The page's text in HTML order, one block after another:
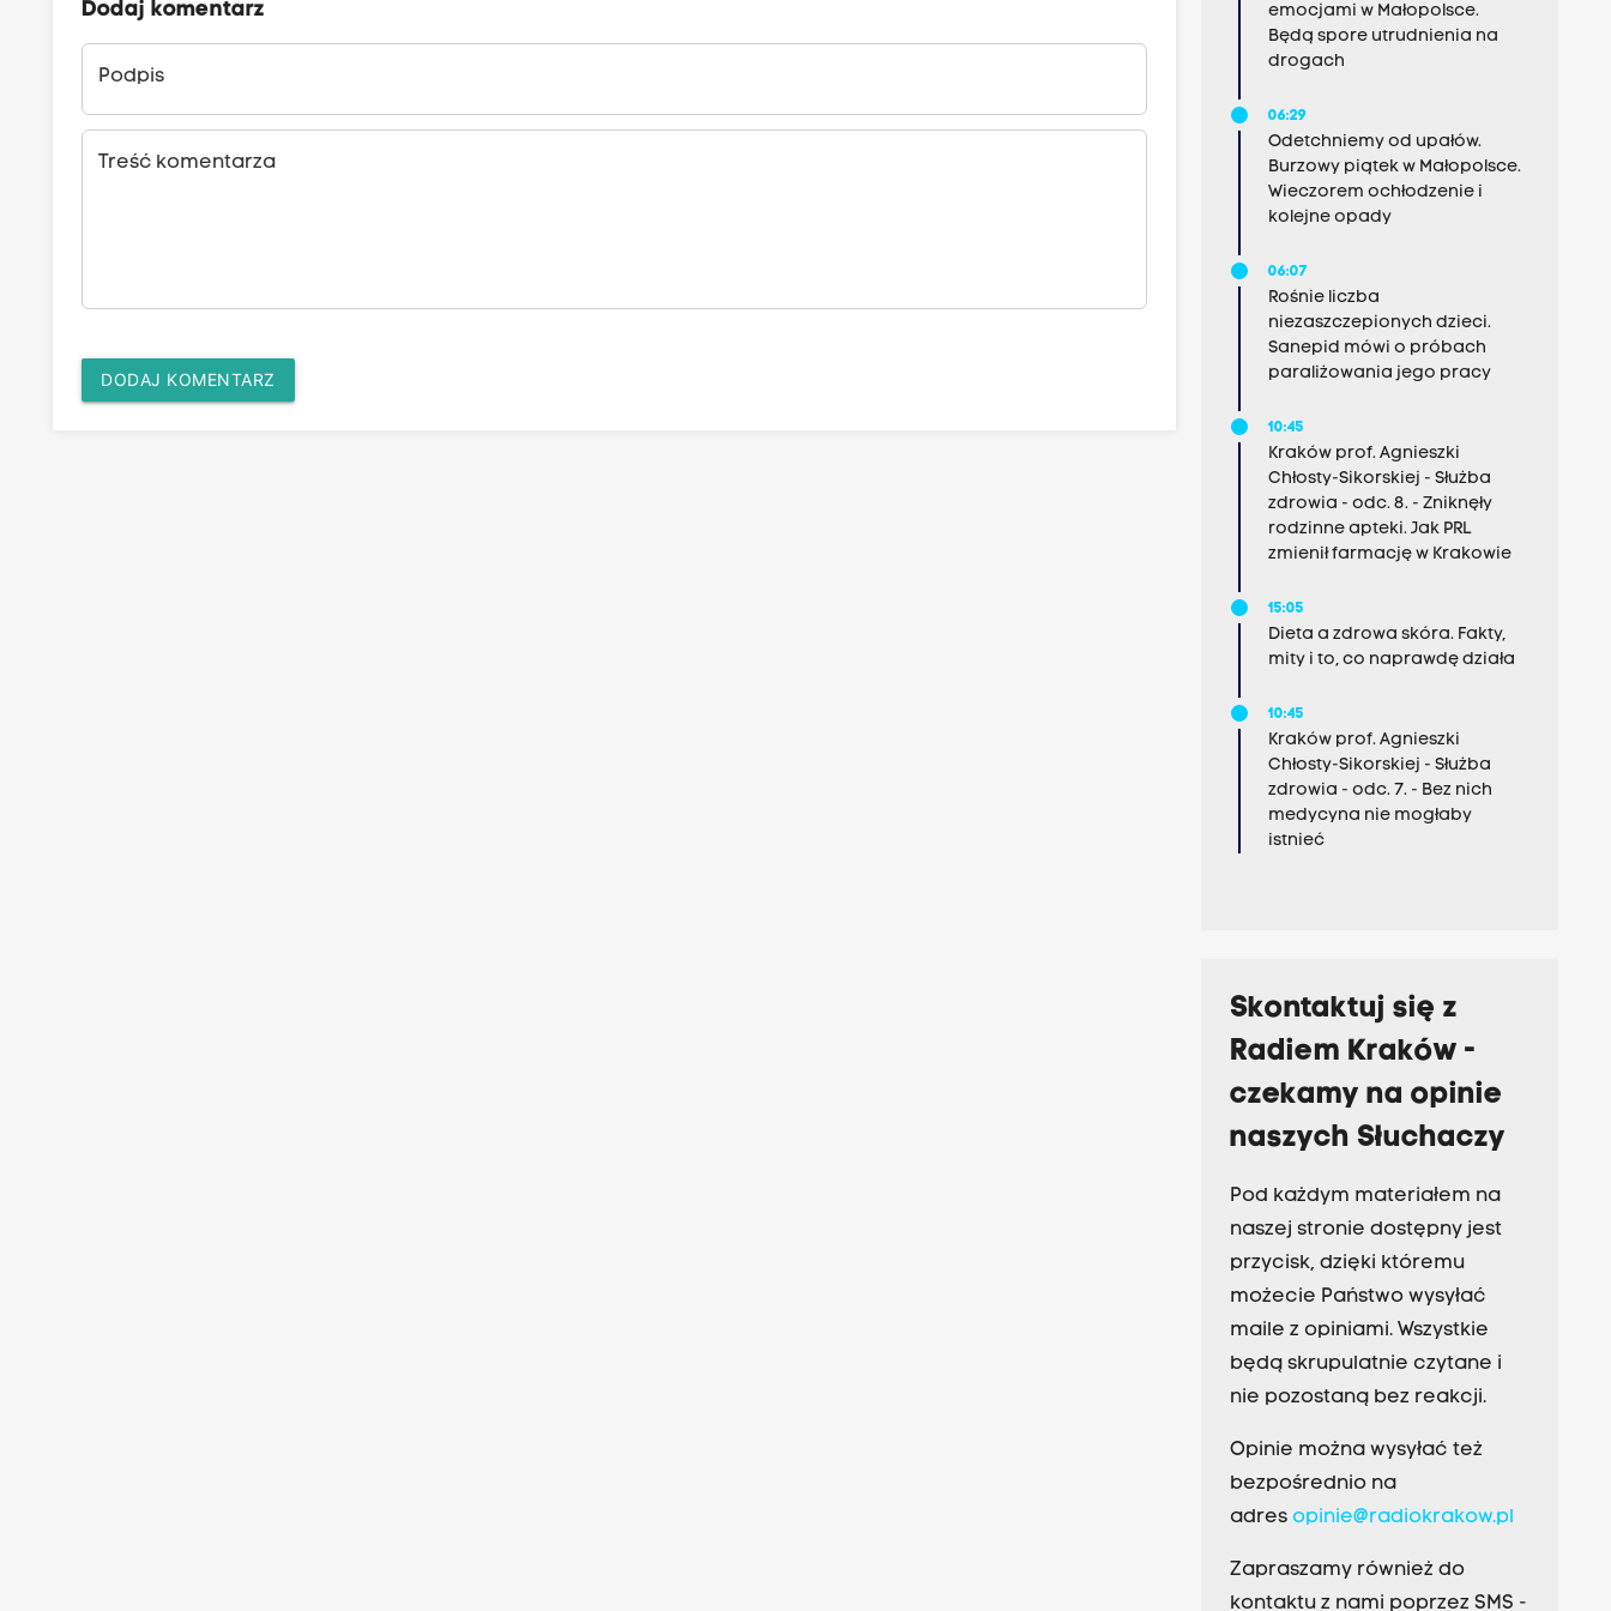
Dodaj komentarz
Podpis
Treść komentarza
DODAJ KOMENTARZ
emocjami w Małopolsce.
Będą spore utrudnienia na
drogach
06:29
Odetchniemy od upałów.
Burzowy piątek w Małopolsce.
Wieczorem ochłodzenie i
kolejne opady
06:07
Rośnie liczba
niezaszczepionych dzieci.
Sanepid mówi o próbach
paraliżowania jego pracy
10:45
Kraków prof. Agnieszki
Chłosty-Sikorskiej - Służba
zdrowia - odc. 8. - Zniknęły
rodzinne apteki. Jak PRL
zmienił farmację w Krakowie
15:05
Dieta a zdrowa skóra. Fakty,
mity i to, co naprawdę działa
10:45
Kraków prof. Agnieszki
Chłosty-Sikorskiej - Służba
zdrowia - odc. 7. - Bez nich
medycyna nie mogłaby
istnieć
Skontaktuj się z
Radiem Kraków -
czekamy na opinie
naszych Słuchaczy
Pod każdym materiałem na
naszej stronie dostępny jest
przycisk, dzięki któremu
możecie Państwo wysyłać
maile z opiniami. Wszystkie
będą skrupulatnie czytane i
nie pozostaną bez reakcji.
Opinie można wysyłać też
bezpośrednio na
adres opinie@radiokrakow.pl
Zapraszamy również do
kontaktu z nami poprzez SMS -